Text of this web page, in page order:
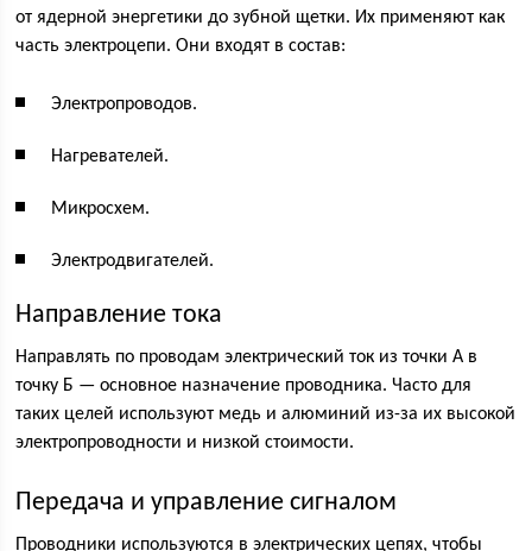
от ядерной энергетики до зубной щетки. Их применяют как
часть электроцепи. Они входят в состав:
Электропроводов.
Нагревателей.
Микросхем.
Электродвигателей.
Направление тока
Направлять по проводам электрический ток из точки А в
точку Б — основное назначение проводника. Часто для
таких целей используют медь и алюминий из-за их высокой
электропроводности и низкой стоимости.
Передача и управление сигналом
Проводники используются в электрических цепях, чтобы